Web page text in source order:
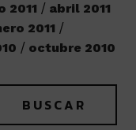
2011
abril 2011
2011
octubre 2010